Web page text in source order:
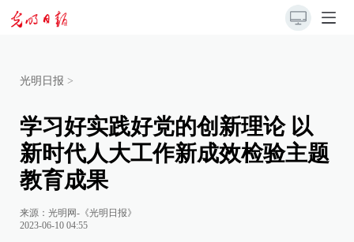
光明日报 >
学习好实践好党的创新理论 以
新时代人大工作新成效检验主题
教育成果
来源： 光明网-《光明日报》
2023-06-10 04:55